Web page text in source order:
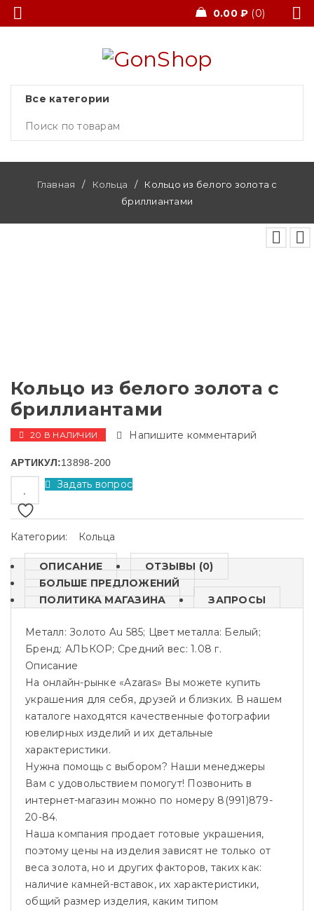
0.00 ₽ 0
Главная / Кольца /
Кольцо из белого золота с
бриллиантами
Кольцо из белого золота с
бриллиантами
20 В НАЛИЧИИ Напишите комментарий
АРТИКУЛ:13898-200
Задать вопрос
Категории: Кольца
ОПИСАНИЕ
ОТЗЫВЫ (0)
БОЛЬШЕ ПРЕДЛОЖЕНИЙ
ПОЛИТИКА МАГАЗИНА
ЗАПРОСЫ
Металл: Золото Au 585; Цвет металла: Белый;
Бренд: АЛЬКОР; Средний вес: 1.08 г.
Описание
На онлайн-рынке «Azaras» Вы можете купить
украшения для себя, друзей и близких. В нашем
каталоге находятся качественные фотографии
ювелирных изделий и их детальные
характеристики.
Нужна помощь с выбором? Наши менеджеры
Вам с удовольствием помогут! Позвонить в
интернет-магазин можно по номеру 8(991)879-
20-84.
Наша компания продает готовые украшения,
поэтому цены на изделия зависят не только от
веса золота, но и других факторов, таких как:
наличие камней-вставок, их характеристики,
общий размер изделия, каким типом